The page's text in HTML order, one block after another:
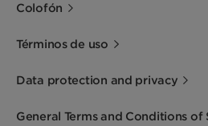
Colofón
Términos de uso
Data protection and privacy
General Terms and Conditions of